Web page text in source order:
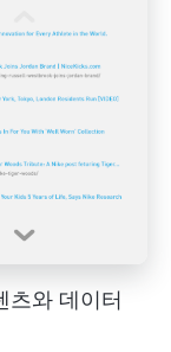
츠와 데이터